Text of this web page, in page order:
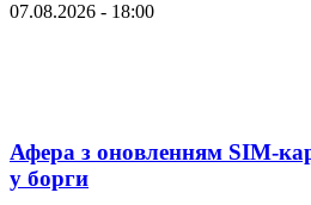
07.08.2026 - 18:00
Афера з оновленням SIM-
у борги